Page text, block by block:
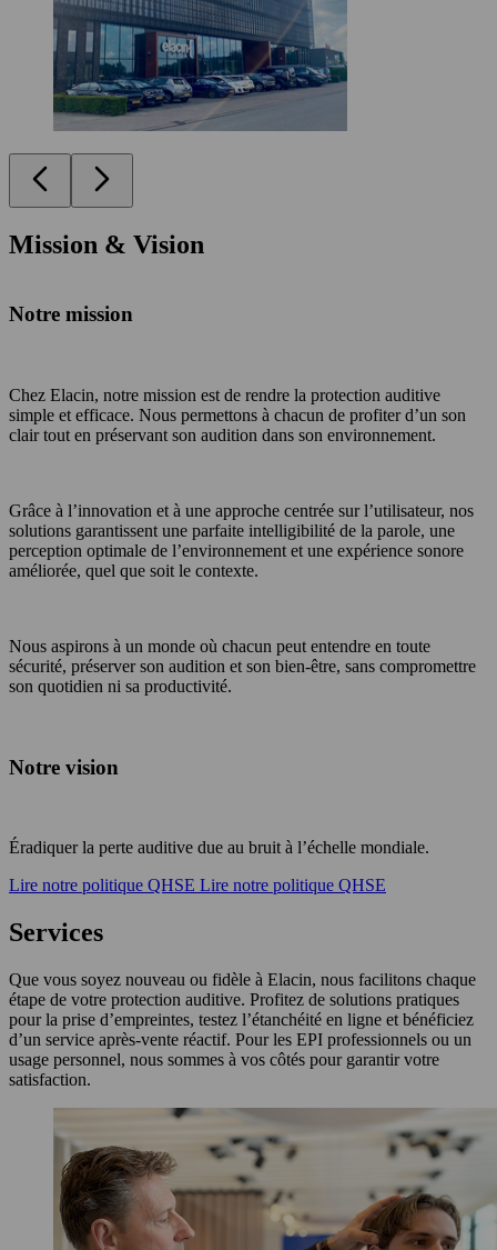
Mission & Vision
Notre mission
Chez Elacin, notre mission est de rendre la protection auditive
simple et efficace. Nous permettons à chacun de profiter d’un son
clair tout en préservant son audition dans son environnement.
Grâce à l’innovation et à une approche centrée sur l’utilisateur, nos
solutions garantissent une parfaite intelligibilité de la parole, une
perception optimale de l’environnement et une expérience sonore
améliorée, quel que soit le contexte.
Nous aspirons à un monde où chacun peut entendre en toute
sécurité, préserver son audition et son bien-être, sans compromettre
son quotidien ni sa productivité.
Notre vision
Éradiquer la perte auditive due au bruit à l’échelle mondiale.
Lire notre politique QHSE Lire notre politique QHSE
Services
Que vous soyez nouveau ou fidèle à Elacin, nous facilitons chaque
étape de votre protection auditive. Profitez de solutions pratiques
pour la prise d’empreintes, testez l’étanchéité en ligne et bénéficiez
d’un service après-vente réactif. Pour les EPI professionnels ou un
usage personnel, nous sommes à vos côtés pour garantir votre
satisfaction.